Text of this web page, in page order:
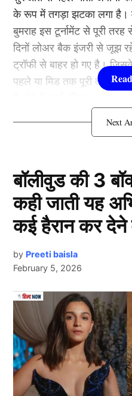
के रूप में तगड़ा झटका लगा है।
बुमराह इस टूर्नामेंट से पूरी
दिनों लोअर बैक इंजरी से जूझ
ट्रॉफी से बाहर हो गए है।
पहले या मिड तक पूरी तरह से
रिप्लेसमेंट ढूंढ निकला है। तो
जो आईपीएल2025 में बुमराह
आईपीएल 2025 से
Mumbai Indians
दरअसल भारतीय तेज गेंदबाज
ट्रॉफी के लिए भारतीय स्क्वाड
वह अभी तक लोअर बैक इंजरी
बॉलीवुड की 3
कही जाती यह
कई हैरान कर देने
by Preeti baisla
February 5, 2026